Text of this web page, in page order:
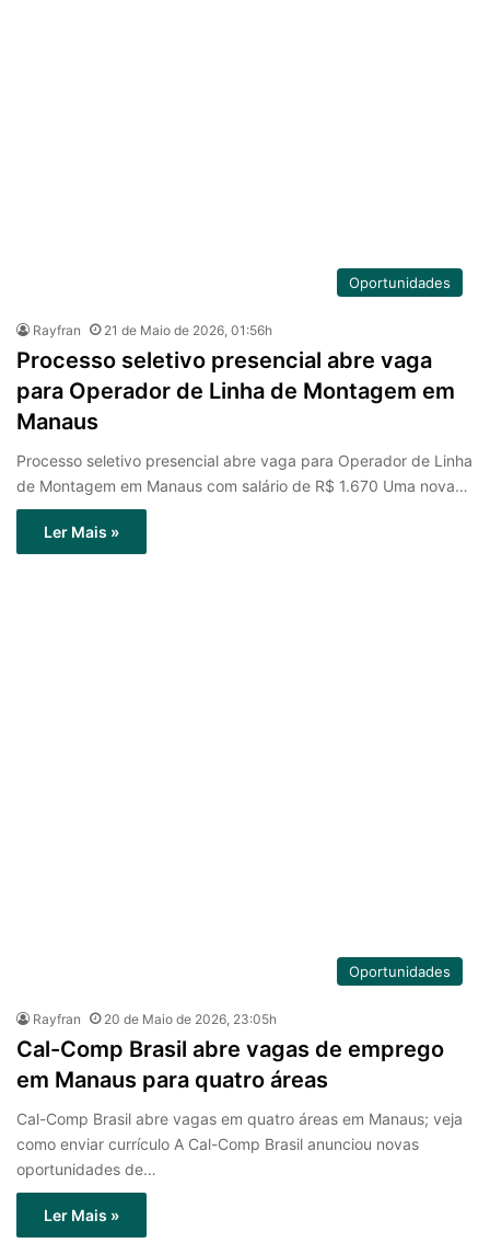
Oportunidades
Rayfran 21 de Maio de 2026, 01:56h
Processo seletivo presencial abre vaga
para Operador de Linha de Montagem em
Manaus
Processo seletivo presencial abre vaga para Operador de Linha
de Montagem em Manaus com salário de R$ 1.670 Uma nova…
Ler Mais »
Oportunidades
Rayfran 20 de Maio de 2026, 23:05h
Cal-Comp Brasil abre vagas de emprego
em Manaus para quatro áreas
Cal-Comp Brasil abre vagas em quatro áreas em Manaus; veja
como enviar currículo A Cal-Comp Brasil anunciou novas
oportunidades de…
Ler Mais »